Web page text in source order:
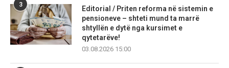
3
Editorial / Priten reforma në sistemin e
pensioneve – shteti mund ta marrë
shtyllën e dytë nga kursimet e
qytetarëve!
03.08.2026 15:00